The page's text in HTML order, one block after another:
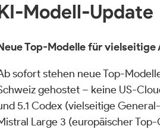
Modell-Update
Top-Modelle für vielseitige
sofort stehen neue Top-
gehostet – keine US-
5.1 Codex (vielseitige
Large 3 (europäischer